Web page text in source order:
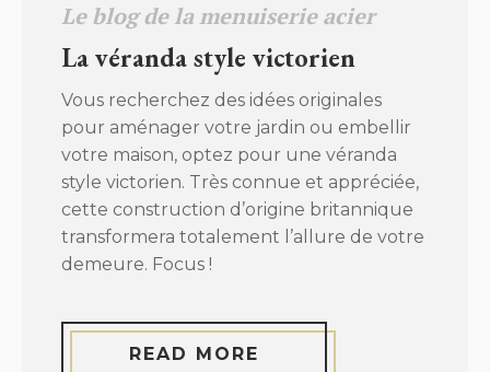
Le blog de la menuiserie acier
La véranda style victorien
Vous recherchez des idées originales
pour aménager votre jardin ou embellir
votre maison, optez pour une véranda
style victorien. Très connue et appréciée,
cette construction d’origine britannique
transformera totalement l’allure de votre
demeure. Focus !
READ MORE